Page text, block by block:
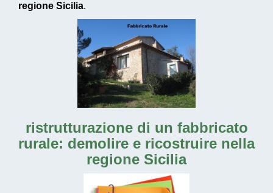
regione Sicilia.
ristrutturazione di un fabbricato
rurale: demolire e ricostruire nella
regione Sicilia